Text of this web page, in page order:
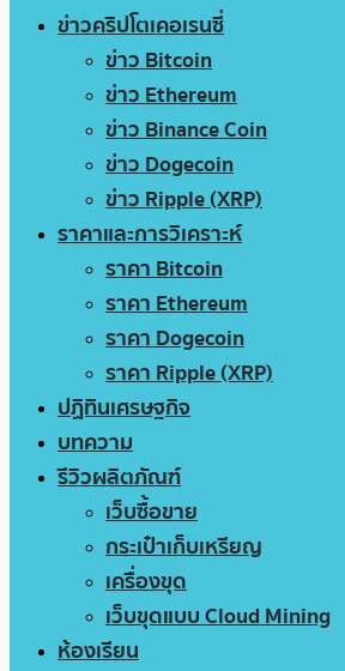
ข่าวคริปโตเคอเรนซี่
ข่าว Bitcoin
ข่าว Ethereum
ข่าว Binance Coin
ข่าว Dogecoin
ข่าว Ripple (XRP)
ราคาและการวิเคราะห์
ราคา Bitcoin
ราคา Ethereum
ราคา Dogecoin
ราคา Ripple (XRP)
ปฏิทินเศรษฐกิจ
บทความ
รีวิวผลิตภัณฑ์
เว็บซื้อขาย
กระเป๋าเก็บเหรียญ
เครื่องขุด
เว็บขุดแบบ Cloud Mining
ห้องเรียน